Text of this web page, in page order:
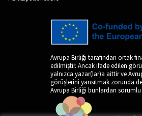
Avrupa Birliği tarafından ortak
edilmiştir. Ancak ifade edilen
yalnızca yazar(lar)a aittir ve
görüşlerini yansıtmak zorunda
Avrupa Birliği bunlardan